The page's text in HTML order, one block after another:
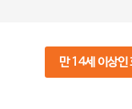
만 14세 이상인